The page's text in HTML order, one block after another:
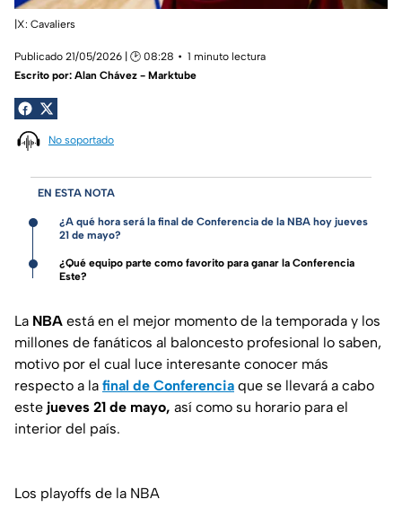
|X: Cavaliers
Publicado 21/05/2026 | 🕑 08:28
1 minuto lectura
Escrito por: Alan Chávez - Marktube
No soportado
EN ESTA NOTA
¿A qué hora será la final de Conferencia de la NBA hoy jueves
21 de mayo?
¿Qué equipo parte como favorito para ganar la Conferencia
Este?
La NBA está en el mejor momento de la temporada y los
millones de fanáticos al baloncesto profesional lo saben,
motivo por el cual luce interesante conocer más
respecto a la final de Conferencia que se llevará a cabo
este jueves 21 de mayo, así como su horario para el
interior del país.
Los playoffs de la NBA